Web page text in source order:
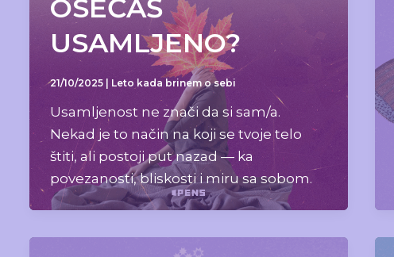
OSEĆAŠ
USAMLJENO?
21/10/2025 Leto kada brinem o sebi
Usamljenost ne znači da si sam/a.
Nekad je to način na koji se tvoje telo
štiti, ali postoji put nazad — ka
povezanosti, bliskosti i miru sa sobom.